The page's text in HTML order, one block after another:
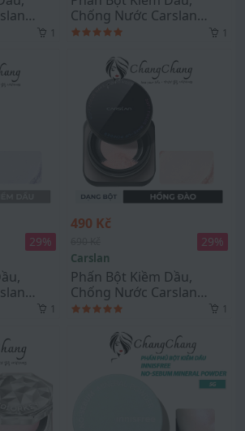
Mist
1
Chống Nước Carslan
Black Magnet Soft Mist
1
29%
Mist
1
490 Kč
29%
Carslan
Phấn Bột Kiềm Dầu,
Chống Nước Carslan
Black Magnet Soft Mist
1